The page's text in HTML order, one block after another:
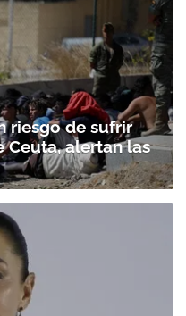
riesgo de sufrir
Ceuta, alertan las